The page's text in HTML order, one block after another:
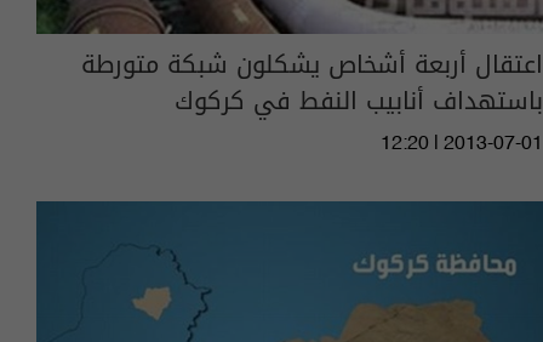
اعتقال أربعة أشخاص يشكلون شبكة متورطة
باستهداف أنابيب النفط في كركوك
12:20 | 2013-07-01